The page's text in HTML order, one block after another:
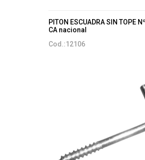
PITON ESCUADRA SIN TOPE
CA nacional
Cod.:12106